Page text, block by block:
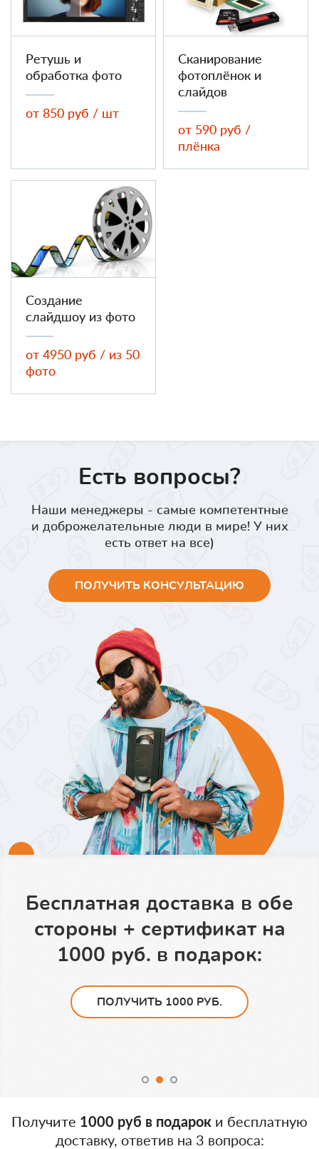
Ретушь и
обработка фото
от 850 руб / шт
Сканирование
фотоплёнок и
слайдов
от 590 руб /
плёнка
Создание
слайдшоу из фото
от 4950 руб / из 50
фото
Есть вопросы?
Наши менеджеры - самые компетентные
и доброжелательные люди в мире! У них
есть ответ на все)
ПОЛУЧИТЬ КОНСУЛЬТАЦИЮ
Бесплатно просмотрим
ваши материалы + дарим
1000 руб. на оцифровку:
ПОЛУЧИТЬ 1000 РУБ.
Получите 1000 руб в подарок и бесплатную
доставку, ответив на 3 вопроса: